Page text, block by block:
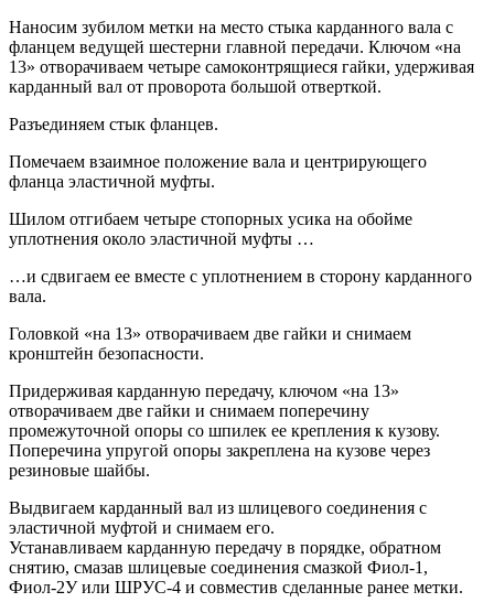
Наносим зубилом метки на место стыка карданного вала с
фланцем ведущей шестерни главной передачи. Ключом «на
13» отворачиваем четыре самоконтрящиеся гайки, удерживая
карданный вал от проворота большой отверткой.
Разъединяем стык фланцев.
Помечаем взаимное положение вала и центрирующего
фланца эластичной муфты.
Шилом отгибаем четыре стопорных усика на обойме
уплотнения около эластичной муфты …
…и сдвигаем ее вместе с уплотнением в сторону карданного
вала.
Головкой «на 13» отворачиваем две гайки и снимаем
кронштейн безопасности.
Придерживая карданную передачу, ключом «на 13»
отворачиваем две гайки и снимаем поперечину
промежуточной опоры со шпилек ее крепления к кузову.
Поперечина упругой опоры закреплена на кузове через
резиновые шайбы.
Выдвигаем карданный вал из шлицевого соединения с
эластичной муфтой и снимаем его.
Устанавливаем карданную передачу в порядке, обратном
снятию, смазав шлицевые соединения смазкой Фиол-1,
Фиол-2У или ШРУС-4 и совместив сделанные ранее метки.